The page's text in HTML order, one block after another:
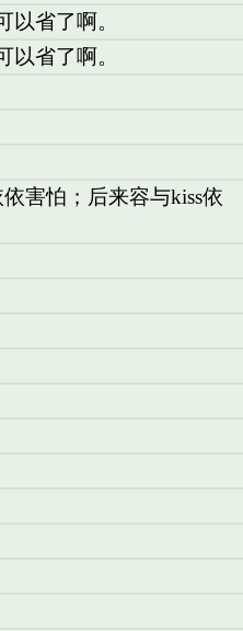
省了啊。
省了啊。
害怕；后来容与kiss依